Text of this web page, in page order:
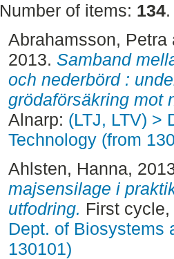
Number of items: 134.
Abrahamsson, Petra
2013. Samband
och nederbörd :
grödaförsäkring mot
Alnarp: (LTJ, LTV) >
Technology (from
Ahlsten, Hanna,
majsensilage i
utfodring. First
Dept. of Biosystems
130101)